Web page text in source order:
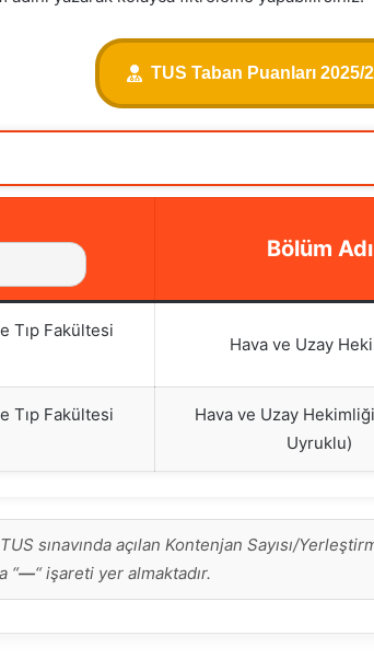
TUS Taban Puanları 2025/
Bölüm Adı
Tıp Fakültesi
Hava ve Uzay
Tıp Fakültesi
Hava ve Uzay
Uyruklu)
sınavında açılan Kontenjan Sayısı/
“—“ işareti yer almaktadır.